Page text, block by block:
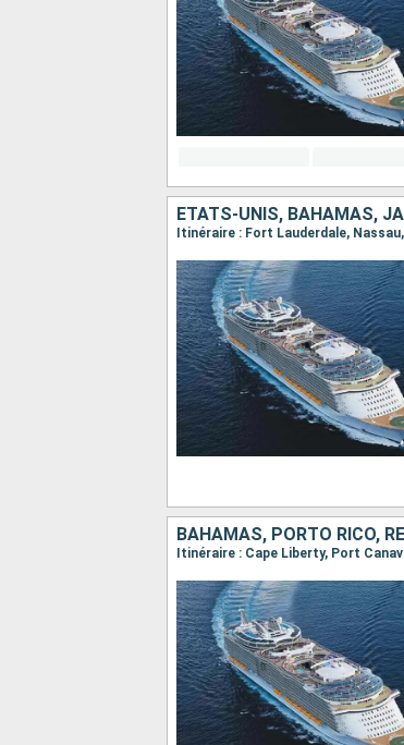
ÉTATS-UNIS, BAHAMAS,
Itinéraire : Fort Lauderdale,
BAHAMAS, PORTO RICO,
Itinéraire : Cape Liberty, Port